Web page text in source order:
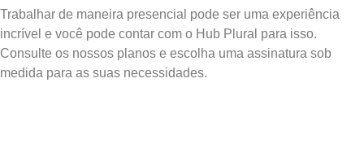
Trabalhar de maneira presencial pode ser uma experiência
incrível e você pode contar com o Hub Plural para isso.
Consulte os nossos planos e escolha uma assinatura sob
medida para as suas necessidades.